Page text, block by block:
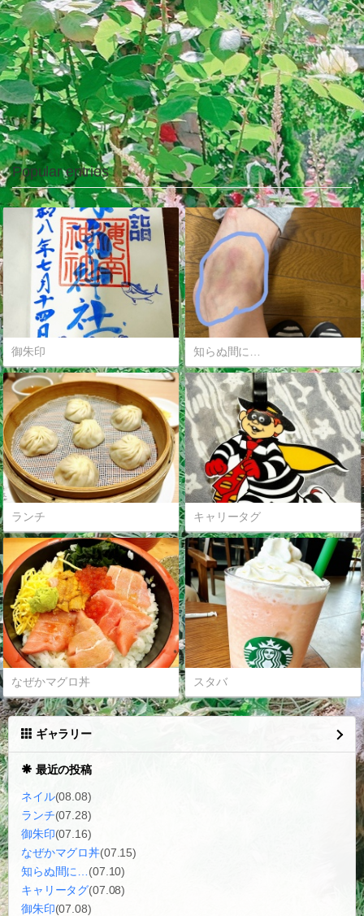
Popular entries
御朱印 知らぬ間に…
ランチ キャリータグ
なぜかマグロ丼 スタバ
ギャラリー
最近の投稿
ネイル(08.08)
ランチ(07.28)
御朱印(07.16)
なぜかマグロ丼(07.15)
知らぬ間に… (07.10)
キャリータグ(07.08)
御朱印(07.08)